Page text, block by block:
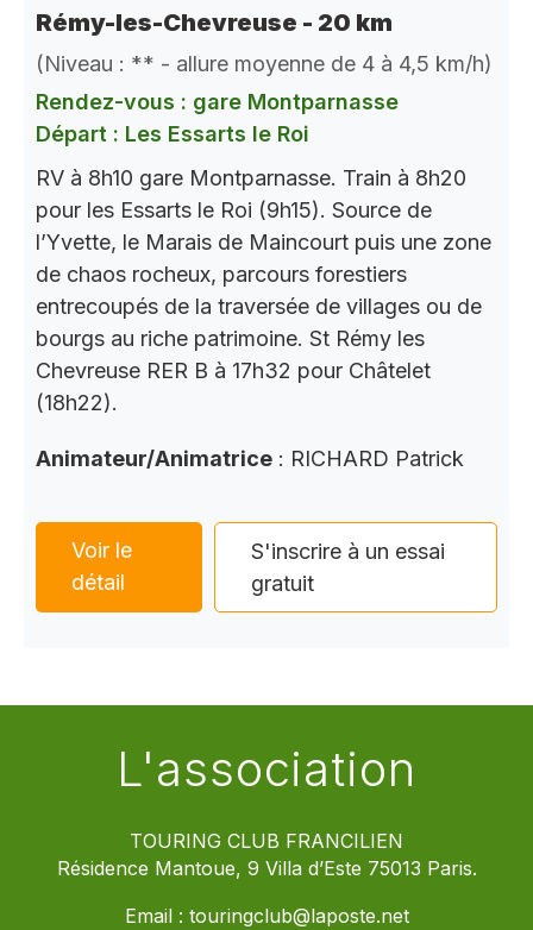
Rémy-les-Chevreuse - 20 km
(Niveau : ** - allure moyenne de 4 à 4,5 km/h)
Rendez-vous : gare Montparnasse
Départ : Les Essarts le Roi
RV à 8h10 gare Montparnasse. Train à 8h20
pour les Essarts le Roi (9h15). Source de
l’Yvette, le Marais de Maincourt puis une zone
de chaos rocheux, parcours forestiers
entrecoupés de la traversée de villages ou de
bourgs au riche patrimoine. St Rémy les
Chevreuse RER B à 17h32 pour Châtelet
(18h22).
Animateur/Animatrice : RICHARD Patrick
Voir le
détail
S'inscrire à un essai
gratuit
L'association
TOURING CLUB FRANCILIEN
Résidence Mantoue, 9 Villa d’Este 75013 Paris.
Email : touringclub@laposte.net